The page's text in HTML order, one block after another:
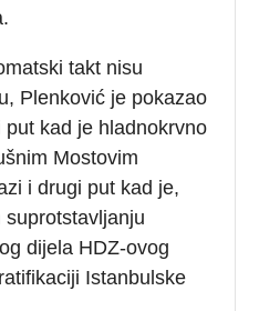
takt nisu
Plenković je pokazao
kad je hladnokrvno
Mostovim
i drugi put kad je,
dijela HDZ-ovog
Istanbulske